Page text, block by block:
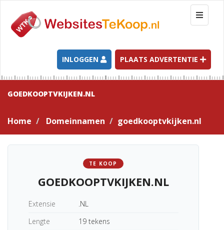
T
o
g
l
e
n
g
a
t
INLOGGEN PLAATS ADVERTENTIE
GOEDKOOPTVKIJKEN.NL
Home Domeinnamen goedkooptvkijken.nl
TE KOOP
GOEDKOOPTVKIJKEN.NL
Extensie
.NL
Lengte
19 tekens